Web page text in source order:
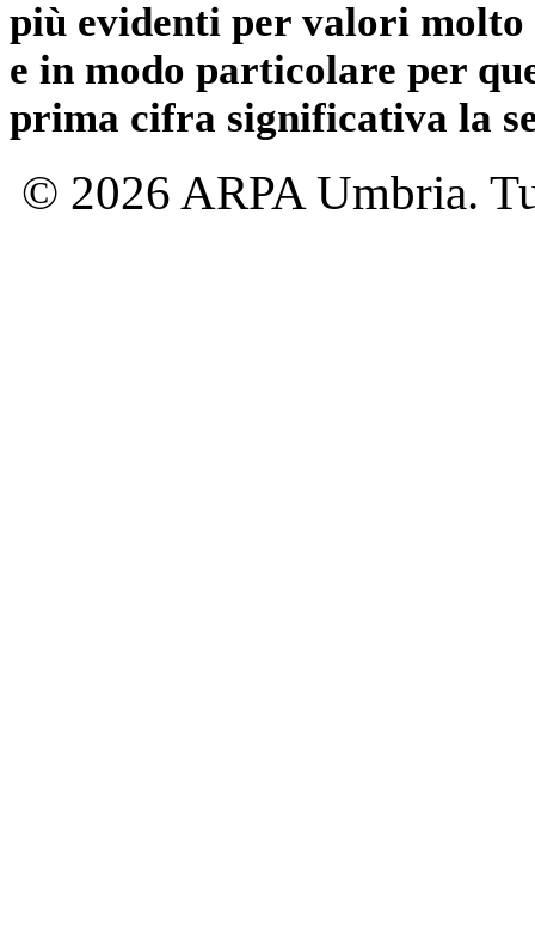
più evidenti per valori
e in modo particolare per
prima cifra significativa la
© 2026 ARPA Umbria.